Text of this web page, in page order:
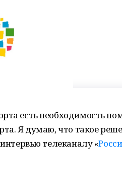
есть необходимость
Я думаю, что такое
телеканалу «